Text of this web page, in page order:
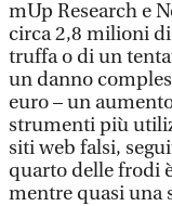
mUp Research e
circa 2,8 milioni
truffa o di un
un danno
euro – un
strumenti più
siti web falsi,
quarto delle frodi
mentre quasi una